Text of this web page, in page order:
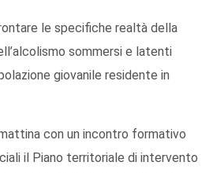
le specifiche realtà della
sommersi e latenti
giovanile residente in
con un incontro formativo
il Piano territoriale di intervento